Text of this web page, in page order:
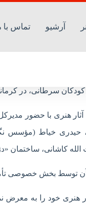
آرشیو تماس با
سرطانی، در
هنری با حضور
خیاط (مؤسس
کاشانی، ساختمان
هنری خود را به معرض